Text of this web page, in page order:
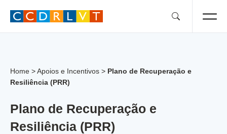
Home >Apoios e Incentivos > Plano de Recuperação e
Resiliência (PRR)
Plano de Recuperação e
Resiliência (PRR)